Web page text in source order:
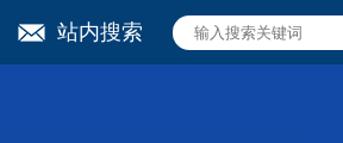
站内搜索